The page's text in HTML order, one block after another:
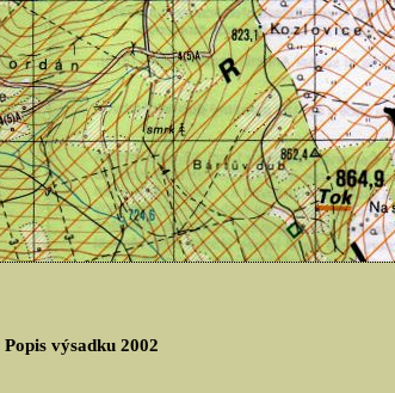
Popis výsadku 2002